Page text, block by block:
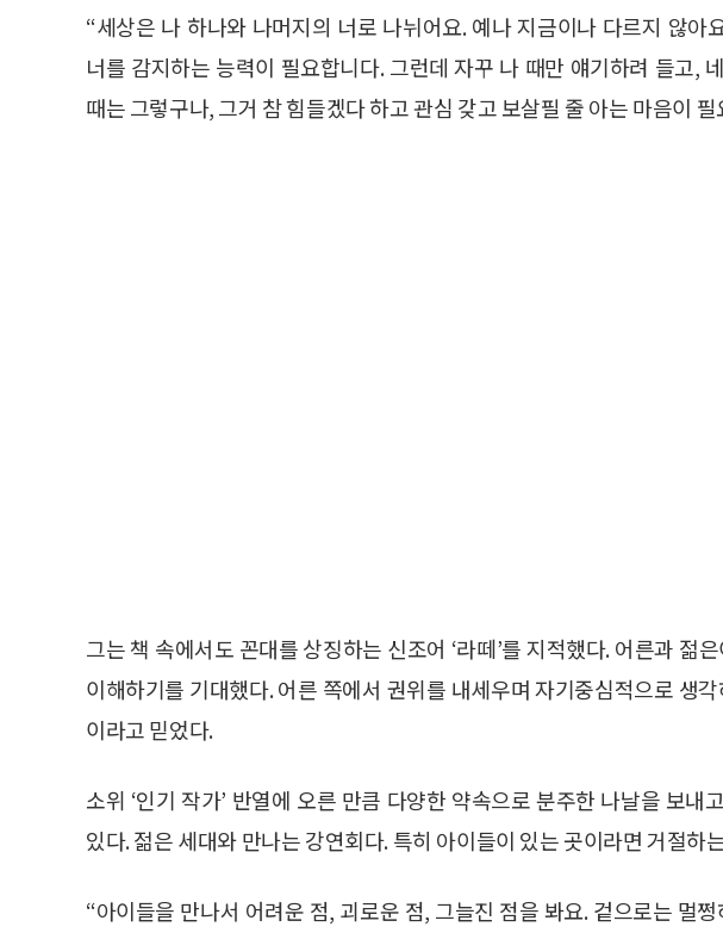
“세상은 나 하나와 나머지의 너로 나뉘어요. 예나 지금이나 다르지 않아
너를 감지하는 능력이 필요합니다. 그런데 자꾸 나 때만 얘기하려 들고,
때는 그렇구나, 그거 참 힘들겠다 하고 관심 갖고 보살필 줄 아는 마음이 필
그는 책 속에서도 꼰대를 상징하는 신조어 ‘라떼’를 지적했다. 어른과 젊
이해하기를 기대했다. 어른 쪽에서 권위를 내세우며 자기중심적으로 생
이라고 믿었다.
소위 ‘인기 작가’ 반열에 오른 만큼 다양한 약속으로 분주한 나날을 보내
있다. 젊은 세대와 만나는 강연회다. 특히 아이들이 있는 곳이라면 거절하
“아이들을 만나서 어려운 점, 괴로운 점, 그늘진 점을 봐요. 겉으로는 멀